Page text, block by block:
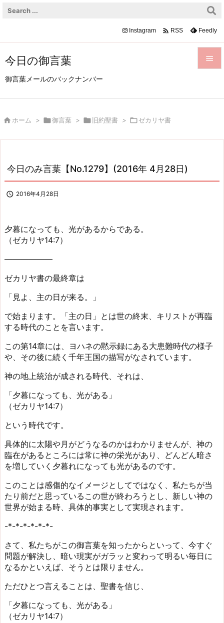
今日の御言葉
御言葉メールのバックナンバー

次へ
Instagram  RSS Feedly
 ホーム > 御言葉 >  旧約聖書 > ゼカリヤ書
今日のみ言葉【No.1279】(2016年 4月28日)
 2016年4月28日
夕暮になっても、光があるからである。
（ゼカリヤ14:7）
——————
ゼカリヤ書の最終章は
「見よ、主の日が来る。」
で始まります。「主の日」とは世の終末、キリストが再臨
する時代のことを言います。
この第14章には、ヨハネの黙示録にある大患難時代の様子
や、その後に続く千年王国の描写がなされています。
神の地上統治が成される時代、それは、
「夕暮になっても、光がある」
（ゼカリヤ14:7）
という時代です。
具体的に太陽や月がどうなるのかはわかりませんが、神の
臨在があるところには常に神の栄光があり、どんどん暗さ
を増していく夕暮れになっても光があるのです。
このことは感傷的なイメージとしてではなく、私たちが当
たり前だと思っているこの世が終わろうとし、新しい神の
世界が始まる時、具体的事実として実現されます。
-*-*-*-*-*-*-
さて、私たちがこの御言葉を知ったからといって、今すぐ
問題が解決し、暗い現実がガラッと変わって明るい毎日に
なるかといえば、そうとは限りません。
ただひとつ言えることは、聖書を信じ、
「夕暮になっても、光がある」
（ゼカリヤ14:7）